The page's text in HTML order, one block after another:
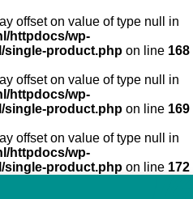
offset on value of type null in
httpdocs/wp-
single-product.php on line 168
offset on value of type null in
httpdocs/wp-
single-product.php on line 169
offset on value of type null in
httpdocs/wp-
single-product.php on line 172